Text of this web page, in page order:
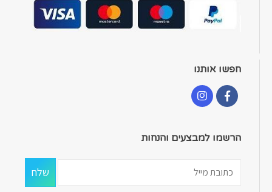
חפשו אותנו
הרשמו למבצעים והנחות